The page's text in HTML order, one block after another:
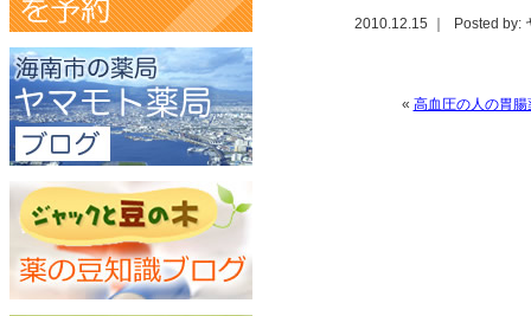
2010.12.15 ｜ Posted by:
« 高血圧の人の胃腸